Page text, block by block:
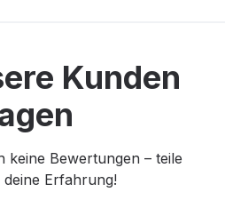
Kunden
keine Bewertungen – teile
Erfahrung!